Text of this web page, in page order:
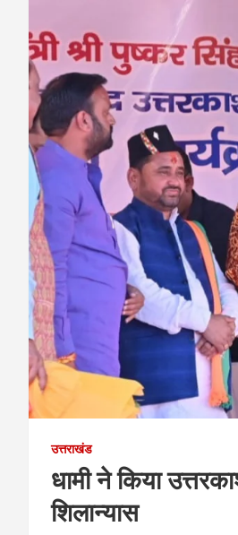
उत्तराखंड
धामी ने किया
शिलान्यास